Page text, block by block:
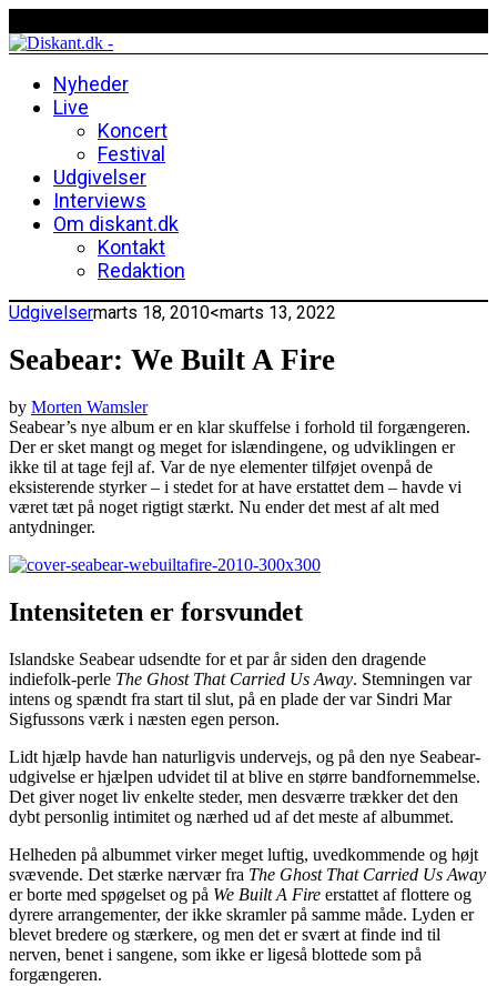
Nyheder
Live
Koncert
Festival
Udgivelser
Interviews
Om diskant.dk
Kontakt
Redaktion
Udgivelsermarts 18, 2010<marts 13, 2022
Seabear: We Built A Fire
by Morten Wamsler
Seabear’s nye album er en klar skuffelse i forhold til forgængeren.
Der er sket mangt og meget for islændingene, og udviklingen er
ikke til at tage fejl af. Var de nye elementer tilføjet ovenpå de
eksisterende styrker – i stedet for at have erstattet dem – havde vi
været tæt på noget rigtigt stærkt. Nu ender det mest af alt med
antydninger.
Intensiteten er forsvundet
Islandske Seabear udsendte for et par år siden den dragende
indiefolk-perle The Ghost That Carried Us Away. Stemningen var
intens og spændt fra start til slut, på en plade der var Sindri Mar
Sigfussons værk i næsten egen person.
Lidt hjælp havde han naturligvis undervejs, og på den nye Seabear-
udgivelse er hjælpen udvidet til at blive en større bandfornemmelse.
Det giver noget liv enkelte steder, men desværre trækker det den
dybt personlig intimitet og nærhed ud af det meste af albummet.
Helheden på albummet virker meget luftig, uvedkommende og højt
svævende. Det stærke nærvær fra The Ghost That Carried Us Away
er borte med spøgelset og på We Built A Fire erstattet af flottere og
dyrere arrangementer, der ikke skramler på samme måde. Lyden er
blevet bredere og stærkere, og men det er svært at finde ind til
nerven, benet i sangene, som ikke er ligeså blottede som på
forgængeren.